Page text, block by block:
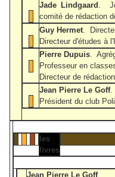
Jade Lindgaard .
comité de rédaction
Guy Hermet.
Directeur d'études à
Pierre Dupuis.
Professeur en
Directeur de
Jean Pierre Le Goff.
Président du club
les
livres
Jean Pierre Le Goff